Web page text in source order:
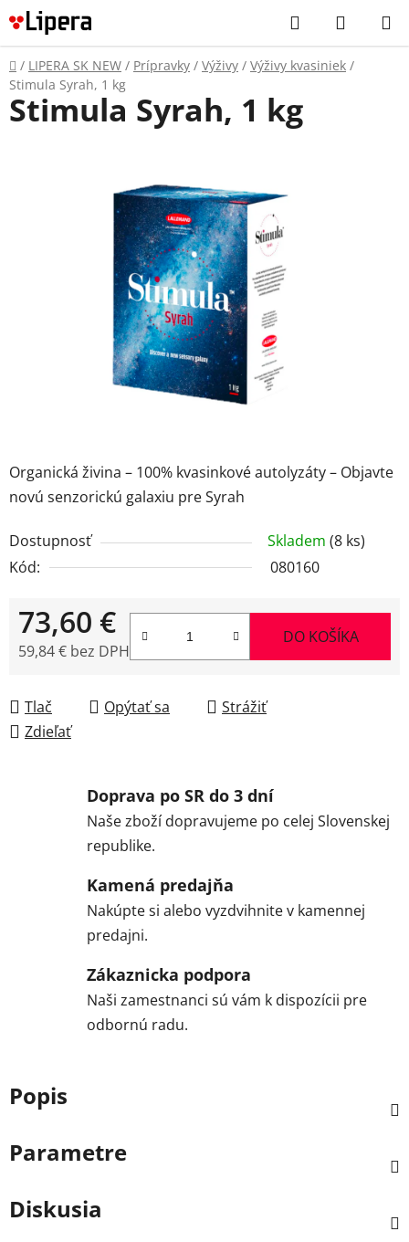
Prejsť
na
obsah
Hľadať
KOŠÍK
Domov
/ LIPERA SK NEW / Prípravky / Výživy / Výživy kvasiniek /
Stimula Syrah, 1 kg
Organická živina – 100% kvasinkové autolyzáty – Objavte
novú senzorickú galaxiu pre Syrah
Dostupnosť Skladem (8 ks)
Kód:
080160
73,60 €
59,84 € bez DPH
DO KOŠÍKA
Tlač Opýtať sa
Strážiť
Zdieľať
Stimula Syrah, 1 kg
Doprava po SR do 3 dní
Naše zboží dopravujeme po celej Slovenskej
republike.
Kamená predajňa
Nakúpte si alebo vyzdvihnite v kamennej
predajni.
Zákaznicka podpora
Naši zamestnanci sú vám k dispozícii pre
odbornú radu.
Popis
Parametre
Diskusia